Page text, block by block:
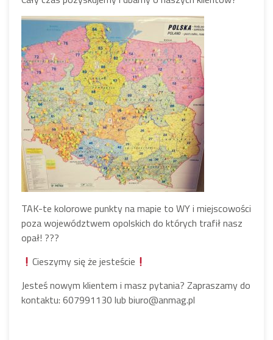
TAK-te kolorowe punkty na mapie to WY i miejscowości
poza województwem opolskich do których trafił nasz
opał! ???
Cieszymy się że jesteście
Jesteś nowym klientem i masz pytania? Zapraszamy do
kontaktu: 607991130 lub biuro@anmag.pl